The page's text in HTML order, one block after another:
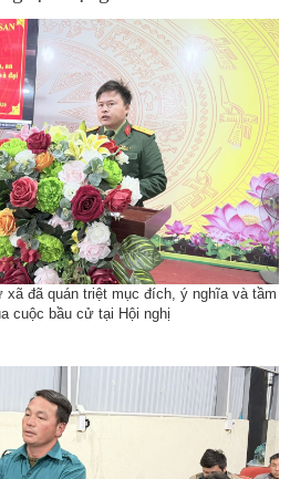
đã quán triệt mục đích, ý nghĩa và tầm
cuộc bầu cử tại Hội nghị